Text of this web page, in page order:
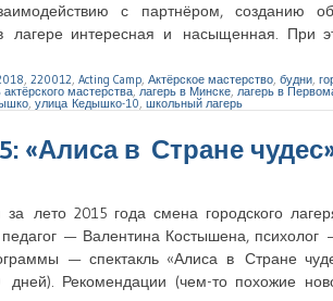
с партнёром, созданию
интересная и насыщенная. При
, 220012, Acting Camp, Актёрское мастерство, будни,
актёрского мастерства,лагерь в Минске, лагерь в
, улица Кедышко-10, школьный лагерь
«Алиса в Стране
лето 2015 года смена городского
— Валентина Костышена,
— спектакль «Алиса в Стране
Рекомендации (чем-то похожие